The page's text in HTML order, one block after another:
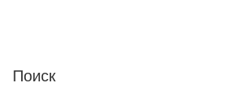
Поиск